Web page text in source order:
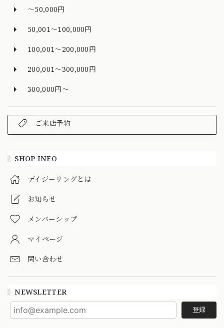
～50,000円
50,001～100,000円
100,001～200,000円
200,001～300,000円
300,000円～
ご来店予約
SHOP INFO
デイジーリングとは
お知らせ
メンバーシップ
マイページ
問い合わせ
NEWSLETTER
登録